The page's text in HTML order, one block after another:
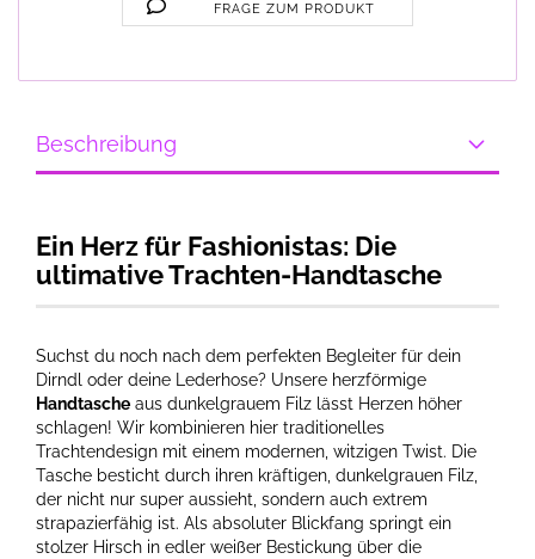
FRAGE ZUM PRODUKT
Beschreibung
Ein Herz für Fashionistas: Die
ultimative Trachten-Handtasche
Suchst du noch nach dem perfekten Begleiter für dein
Dirndl oder deine Lederhose? Unsere herzförmige
Handtasche aus dunkelgrauem Filz lässt Herzen höher
schlagen! Wir kombinieren hier traditionelles
Trachtendesign mit einem modernen, witzigen Twist. Die
Tasche besticht durch ihren kräftigen, dunkelgrauen Filz,
der nicht nur super aussieht, sondern auch extrem
strapazierfähig ist. Als absoluter Blickfang springt ein
stolzer Hirsch in edler weißer Bestickung über die